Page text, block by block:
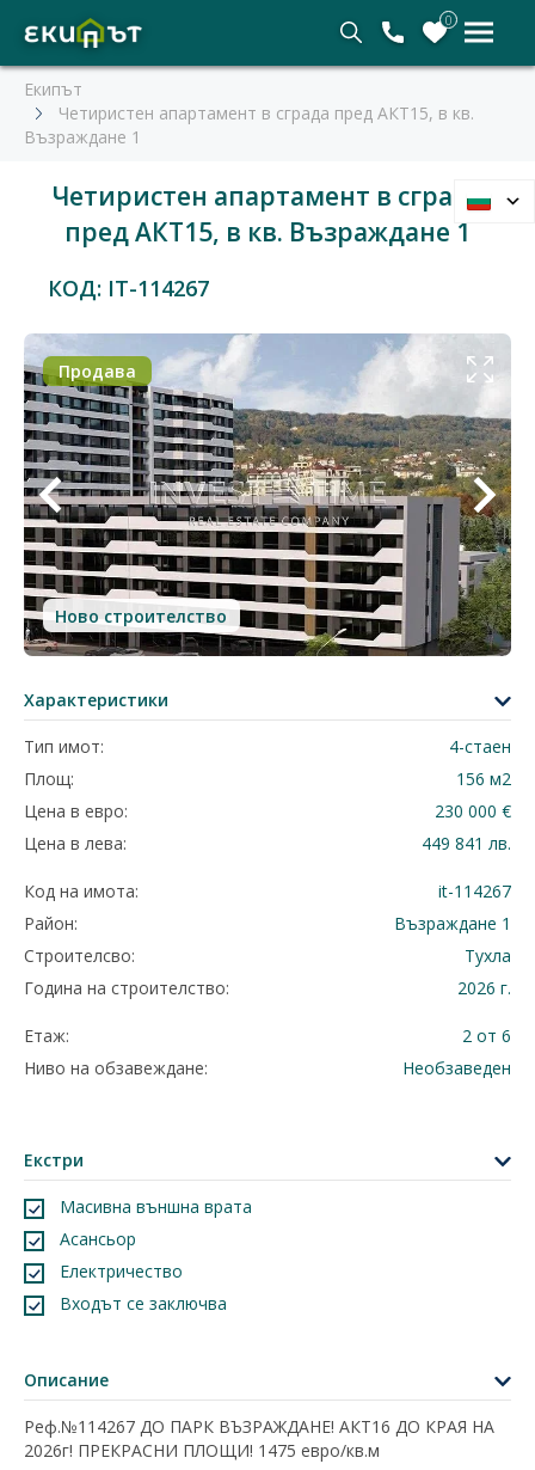
0
Екипът
Четиристен апартамент в сграда пред АКТ15, в кв.
Възраждане 1
Четиристен апартамент в сграда
пред АКТ15, в кв. Възраждане 1
КОД: IT-114267
Продава
Ново строителство
Характеристики
Тип имот:
4-стаен
Площ:
156 м2
Цена в евро:
230 000 €
Цена в лева:
449 841 лв.
Код на имота:
it-114267
Район:
Възраждане 1
Строителсво:
Тухла
Година на строителство:
2026 г.
Етаж:
2 от 6
Ниво на обзавеждане:
Необзаведен
Екстри
Масивна външна врата
Асансьор
Електричество
Входът се заключва
Описание
Реф.№114267 ДО ПАРК ВЪЗРАЖДАНЕ! АКТ16 ДО КРАЯ НА
2026г! ПРЕКРАСНИ ПЛОЩИ! 1475 евро/кв.м